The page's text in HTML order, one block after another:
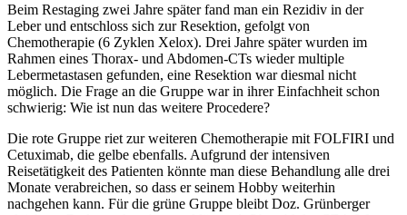
Beim Restaging zwei Jahre später fand man ein Rezidiv in der
Leber und entschloss sich zur Resektion, gefolgt von
Chemotherapie (6 Zyklen Xelox). Drei Jahre später wurden im
Rahmen eines Thorax- und Abdomen-CTs wieder multiple
Lebermetastasen gefunden, eine Resektion war diesmal nicht
möglich. Die Frage an die Gruppe war in ihrer Einfachheit schon
schwierig: Wie ist nun das weitere Procedere?
Die rote Gruppe riet zur weiteren Chemotherapie mit FOLFIRI und
Cetuximab, die gelbe ebenfalls. Aufgrund der intensiven
Reisetätigkeit des Patienten könnte man diese Behandlung alle drei
Monate verabreichen, so dass er seinem Hobby weiterhin
nachgehen kann. Für die grüne Gruppe bleibt Doz. Grünberger